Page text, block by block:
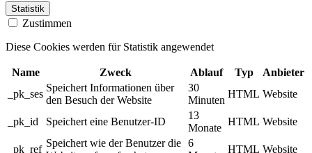
Statistik
Zustimmen
Diese Cookies werden für Statistik angewendet
Name Zweck Ablauf Typ
Anbieter
_pk_ses
Speichert Informationen über
den Besuch der Website
30
Minuten
HTML Website
_pk_id Speichert eine Benutzer-ID
13
Monate
HTML Website
_pk_ref
Speichert wie der Benutzer die 6
HTML Website